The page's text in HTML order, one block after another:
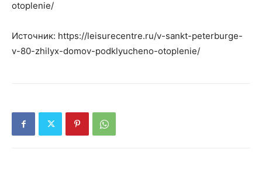
otoplenie/
Источник: https://leisurecentre.ru/v-sankt-peterburge-
v-80-zhilyx-domov-podklyucheno-otoplenie/